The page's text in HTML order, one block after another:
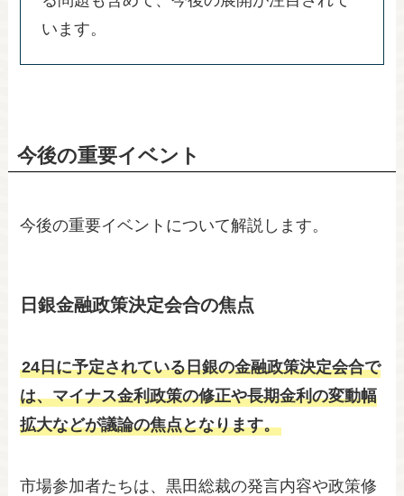
います。
今後の重要イベント
今後の重要イベントについて解説します。
日銀金融政策決定会合の焦点
24日に予定されている日銀の金融政策決定会合で
は、マイナス金利政策の修正や長期金利の変動幅
拡大などが議論の焦点となります。
市場参加者たちは、黒田総裁の発言内容や政策修